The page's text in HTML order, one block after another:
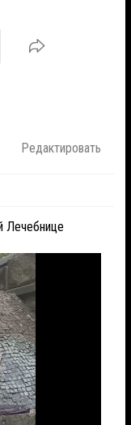
Редактировать
Лечебнице